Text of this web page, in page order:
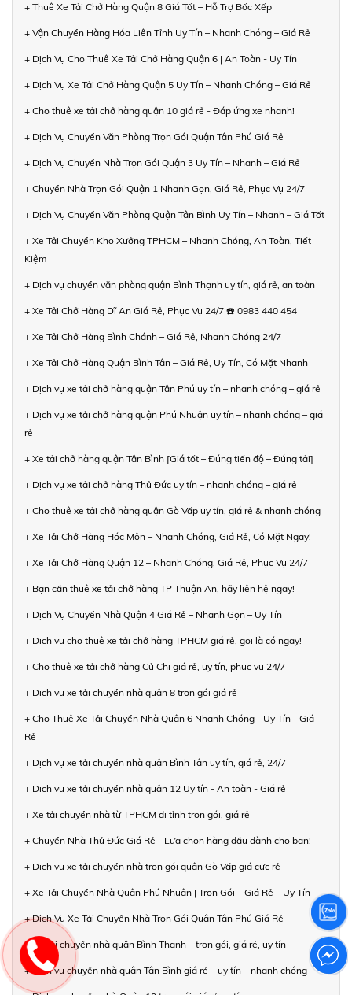
+ Thuê Xe Tải Chở Hàng Quận 8 Giá Tốt – Hỗ Trợ Bốc Xếp
+ Vận Chuyển Hàng Hóa Liên Tỉnh Uy Tín – Nhanh Chóng – Giá Rẻ
+ Dịch Vụ Cho Thuê Xe Tải Chở Hàng Quận 6 | An Toàn - Uy Tín
+ Dịch Vụ Xe Tải Chở Hàng Quận 5 Uy Tín – Nhanh Chóng – Giá Rẻ
+ Cho thuê xe tải chở hàng quận 10 giá rẻ - Đáp ứng xe nhanh!
+ Dịch Vụ Chuyển Văn Phòng Trọn Gói Quận Tân Phú Giá Rẻ
+ Dịch Vụ Chuyển Nhà Trọn Gói Quận 3 Uy Tín – Nhanh – Giá Rẻ
+ Chuyển Nhà Trọn Gói Quận 1 Nhanh Gọn, Giá Rẻ, Phục Vụ 24/7
+ Dịch Vụ Chuyển Văn Phòng Quận Tân Bình Uy Tín – Nhanh – Giá Tốt
+ Xe Tải Chuyển Kho Xưởng TPHCM – Nhanh Chóng, An Toàn, Tiết
Kiệm
+ Dịch vụ chuyển văn phòng quận Bình Thạnh uy tín, giá rẻ, an toàn
+ Xe Tải Chở Hàng Dĩ An Giá Rẻ, Phục Vụ 24/7 ☎️ 0983 440 454
+ Xe Tải Chở Hàng Bình Chánh – Giá Rẻ, Nhanh Chóng 24/7
+ Xe Tải Chở Hàng Quận Bình Tân – Giá Rẻ, Uy Tín, Có Mặt Nhanh
+ Dịch vụ xe tải chở hàng quận Tân Phú uy tín – nhanh chóng – giá rẻ
+ Dịch vụ xe tải chở hàng quận Phú Nhuận uy tín – nhanh chóng – giá
rẻ
+ Xe tải chở hàng quận Tân Bình [Giá tốt – Đúng tiến độ – Đúng tải]
+ Dịch vụ xe tải chở hàng Thủ Đức uy tín – nhanh chóng – giá rẻ
+ Cho thuê xe tải chở hàng quận Gò Vấp uy tín, giá rẻ & nhanh chóng
+ Xe Tải Chở Hàng Hóc Môn – Nhanh Chóng, Giá Rẻ, Có Mặt Ngay!
+ Xe Tải Chở Hàng Quận 12 – Nhanh Chóng, Giá Rẻ, Phục Vụ 24/7
+ Bạn cần thuê xe tải chở hàng TP Thuận An, hãy liên hệ ngay!
+ Dịch Vụ Chuyển Nhà Quận 4 Giá Rẻ – Nhanh Gọn – Uy Tín
+ Dịch vụ cho thuê xe tải chở hàng TPHCM giá rẻ, gọi là có ngay!
+ Cho thuê xe tải chở hàng Củ Chi giá rẻ, uy tín, phục vụ 24/7
+ Dịch vụ xe tải chuyển nhà quận 8 trọn gói giá rẻ
+ Cho Thuê Xe Tải Chuyển Nhà Quận 6 Nhanh Chóng - Uy Tín - Giá
Rẻ
+ Dịch vụ xe tải chuyển nhà quận Bình Tân uy tín, giá rẻ, 24/7
+ Dịch vụ xe tải chuyển nhà quận 12 Uy tín - An toàn - Giá rẻ
+ Xe tải chuyển nhà từ TPHCM đi tỉnh trọn gói, giá rẻ
+ Chuyển Nhà Thủ Đức Giá Rẻ - Lựa chọn hàng đầu dành cho bạn!
+ Dịch vụ xe tải chuyển nhà trọn gói quận Gò Vấp giá cực rẻ
+ Xe Tải Chuyển Nhà Quận Phú Nhuận | Trọn Gói – Giá Rẻ – Uy Tín
+ Dịch Vụ Xe Tải Chuyển Nhà Trọn Gói Quận Tân Phú Giá Rẻ
+ Xe tải chuyển nhà quận Bình Thạnh – trọn gói, giá rẻ, uy tín
+ Dịch vụ chuyển nhà quận Tân Bình giá rẻ – uy tín – nhanh chóng